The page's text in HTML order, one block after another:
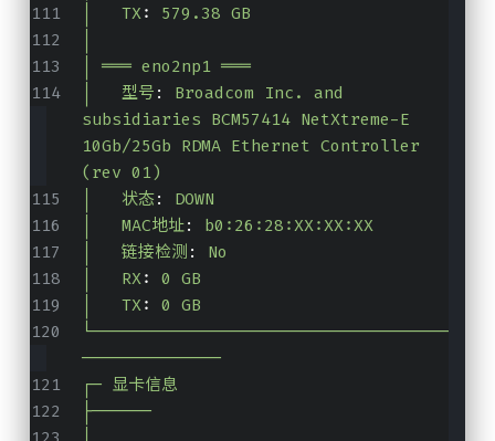
│   TX:
579.38 GB
│ ═══ eno2np1 ═══
│   型号 :
Broadcom Inc. and
subsidiaries BCM57414 NetXtreme-E
10Gb/25Gb RDMA Ethernet Controller
(rev 01)
│   状态:
DOWN
│   MAC地址:
b0:26:28:XX:XX:XX
│   链接检测 :
No
│   RX: 0 GB
│   TX: 0 GB
└────────────────────────────────────
──────────────
┌─ 显卡信息
├──────